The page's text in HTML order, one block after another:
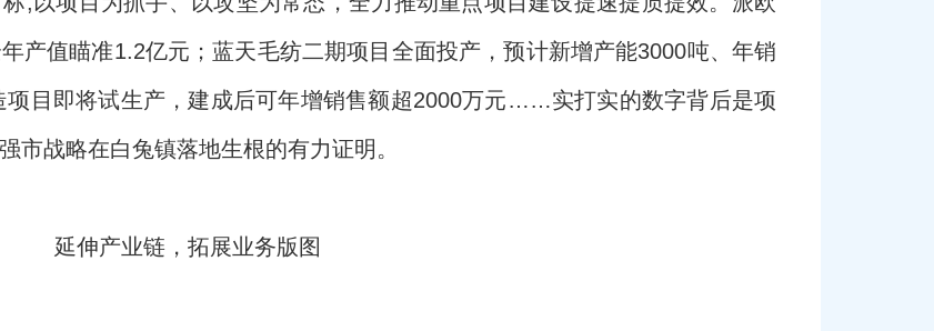
产值瞄准1.2亿元；蓝天毛纺二期项目全面投产，预计新增产能3000吨、年销
项目即将试生产，建成后可年增销售额超2000万元……实打实的数字背后是项
市战略在白兔镇落地生根的有力证明。
延伸产业链，拓展业务版图